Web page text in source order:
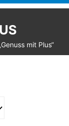
mit Plus“